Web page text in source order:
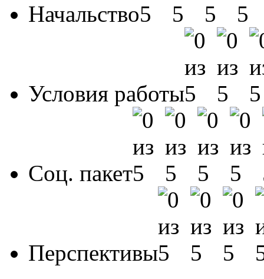
Начальство
Условия работы
Соц. пакет
Перспективы